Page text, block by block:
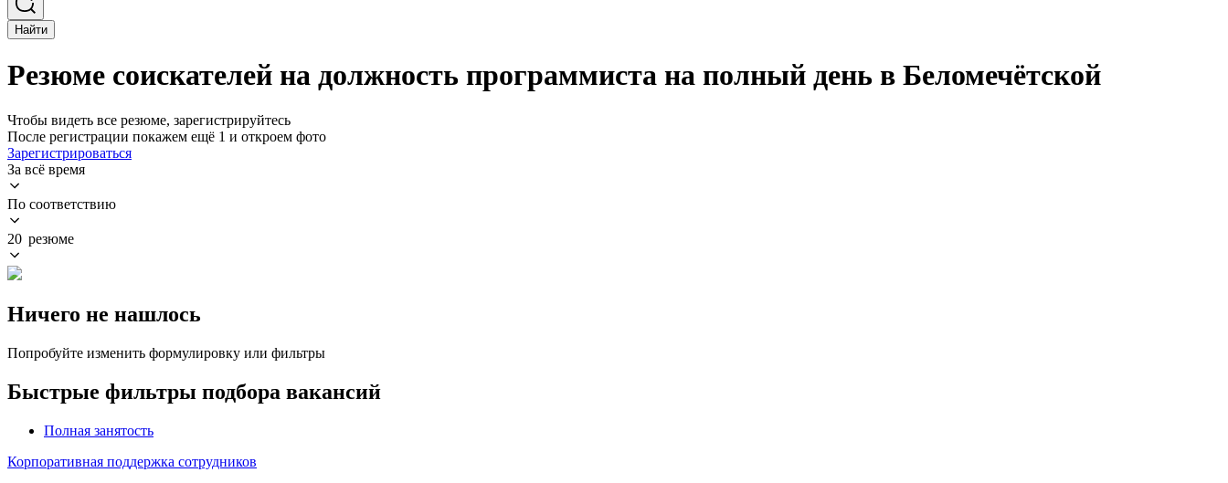
Найти
Резюме соискателей на должность программиста на полный день в Беломечётской
Чтобы видеть все резюме, зарегистрируйтесь
После регистрации покажем ещё 1 и откроем фото
Зарегистрироваться
За всё время
По соответствию
20 резюме
Ничего не нашлось
Попробуйте изменить формулировку или фильтры
Быстрые фильтры подбора вакансий
Полная занятость
Корпоративная поддержка сотрудников